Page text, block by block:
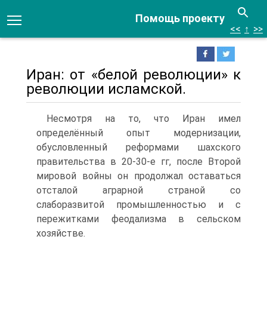
Помощь проекту
<< ↑ >>
Иран: от «белой революции» к
революции исламской.
Несмотря на то, что Иран имел
определённый опыт модернизации,
обусловленный реформами шах­ского
правительства в 20-30-е гг, после Второй
мировой войны он продолжал оставаться
отсталой аграрной страной со
слаборазвитой промышленностью и с
пережитками феодализма в сельском
хозяйстве.